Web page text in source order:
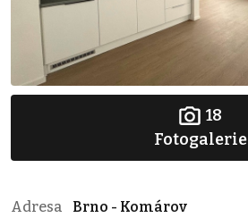
18
Fotogalerie
Adresa
Brno - Komárov